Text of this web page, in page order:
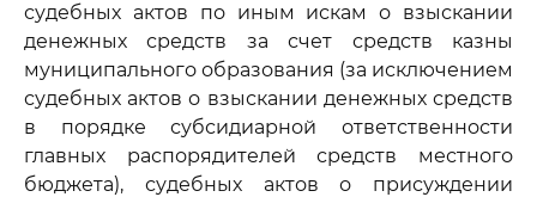
судебных актов по иным искам о взыскании
денежных средств за счет средств казны
муниципального образования (за исключением
судебных актов о взыскании денежных средств
в порядке субсидиарной ответственности
главных распорядителей средств местного
бюджета), судебных актов о присуждении